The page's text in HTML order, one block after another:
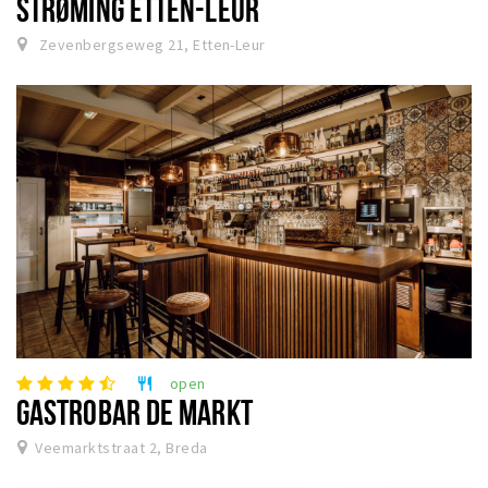
STRØMING ETTEN-LEUR
Zevenbergseweg 21, Etten-Leur
restaurant open
GASTROBAR DE MARKT
Veemarktstraat 2, Breda